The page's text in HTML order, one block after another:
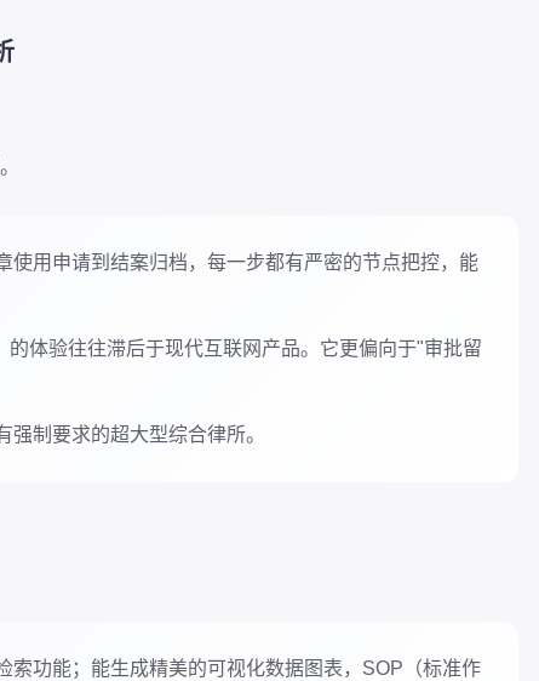
使用申请到结案归档，每一步都有严密的节点把控，能
体验往往滞后于现代互联网产品。它更偏向于"审批留
制要求的超大型综合律所。
索功能；能生成精美的可视化数据图表，SOP（标准作